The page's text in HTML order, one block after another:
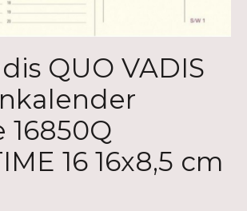
QUO VADIS
16850Q
16 16x8,5 cm